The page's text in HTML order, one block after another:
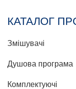
КАТАЛОГ
Змішувачі
Душова програма
Комплектуючі